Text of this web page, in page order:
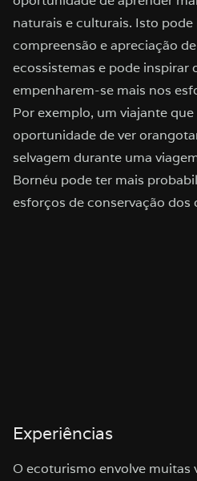
naturais e culturais. Isto pode
compreensão e apreciação
ecossistemas e pode inspirar
empenharem-se mais nos
Por exemplo, um viajante
oportunidade de ver
selvagem durante uma
Bornéu pode ter mais
esforços de conservação
Experiências
O ecoturismo envolve muitas